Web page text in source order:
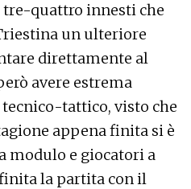
tre-quattro innesti che
un ulteriore
direttamente al
avere estrema
tattico, visto che
appena finita si è
modulo e giocatori a
la partita con il